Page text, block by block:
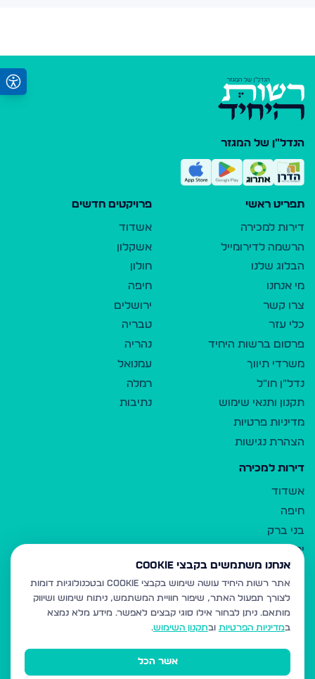
הנדל"ן של המגזר
תפריט ראשי
דירות למכירה
הרשמה לדירומייל
הבלוג שלנו
מי אנחנו
צרו קשר
כלי עזר
פרסום ברשות היחיד
משרדי תיווך
נדל"ן חו"ל
תקנון ותנאי שימוש
מדיניות פרטיות
הצהרת נגישות
פרויקטים חדשים
אשדוד
אשקלון
חולון
חיפה
ירושלים
טבריה
נהריה
עמנואל
רמלה
נתיבות
דירות למכירה
אשדוד
חיפה
בני ברק
ירושלים
אלעד
גבעת זאב
בית שמש
רכסים
מודיעין עילית
אנחנו משתמשים בקבצי Cookie
אתר רשות היחיד עושה שימוש בקבצי Cookie ובטכנולוגיות דומות
לצורך תפעול האתר, שיפור חוויית המשתמש, ניתוח שימוש ושיווק
מותאם. ניתן לבחור אילו סוגי קבצים לאפשר. מידע מלא נמצא
במדיניות הפרטיות ובתקנון השימוש.
אשר הכל